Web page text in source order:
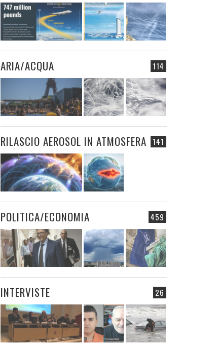
114
ARIA/ACQUA
141
RILASCIO AEROSOL IN ATMOSFERA
459
POLITICA/ECONOMIA
26
INTERVISTE